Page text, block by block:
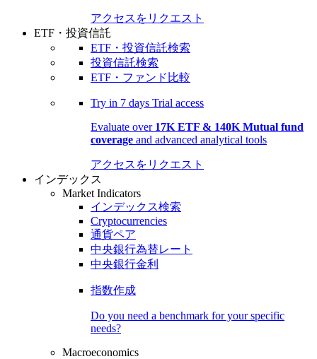
アクセスをリクエスト
ETF・投資信託
ETF・投資信託検索
投資信託検索
ETF・ファンド比較
Try in 7 days Trial access
Evaluate over 17K ETF & 140K Mutual fund
coverage and advanced analytical tools
アクセスをリクエスト
インデックス
Market Indicators
インデックス検索
Cryptocurrencies
通貨ペア
中央銀行為替レート
中央銀行金利
指数作成
Do you need a benchmark for your specific
needs?
Macroeconomics